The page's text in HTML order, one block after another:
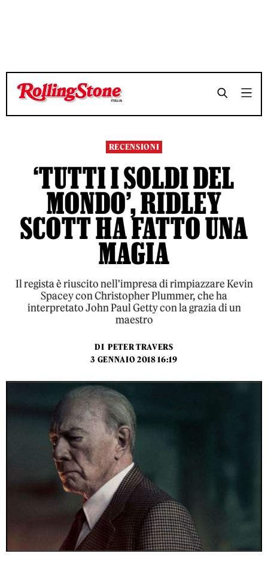
TEMPO DI LETTURA 5 MINUTI
TEMPO DI LETTURA 5 MINUTI
RECENSIONI
‘TUTTI I SOLDI DEL
MONDO’, RIDLEY
SCOTT HA FATTO UNA
MAGIA
Il regista è riuscito nell'impresa di rimpiazzare Kevin
Spacey con Christopher Plummer, che ha
interpretato John Paul Getty con la grazia di un
maestro
DI PETER TRAVERS
3 GENNAIO 2018 16:19